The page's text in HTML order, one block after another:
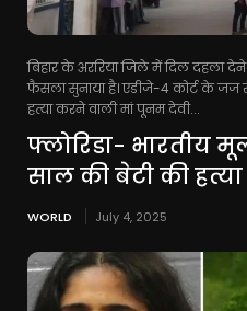
बिहार के अररिया जिले में दिल दहला
फैसला सुनाया है। एडीजे-4 कोर्ट के जज
हत्या करने वाली मां पूनम देवी...
फ्लोरिडा- भारतीय
साल की बेटी की
WORLD July 4, 2025